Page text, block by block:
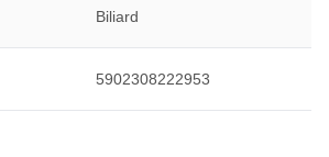
Biliard
5902308222953